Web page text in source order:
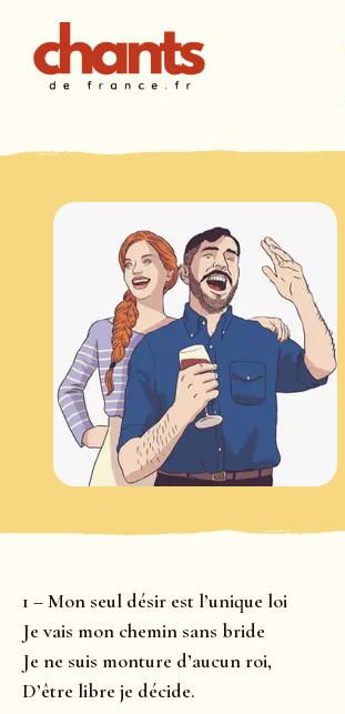
1 – Mon seul désir est l’unique loi
Je vais mon chemin sans bride
Je ne suis monture d’aucun roi,
D’être libre je décide.